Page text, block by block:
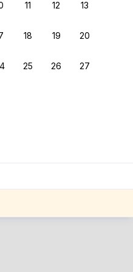
11 12 13
18 19 20
25 26 27